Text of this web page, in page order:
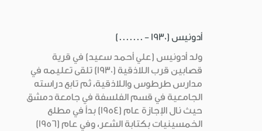
أدونيس (1930 - .......)
ولد أدونيس (علي أحمد سعيد) في قرية
قصابين قرب اللاذقية (1930) تلقى تعليمه في
مدارس طرطوس واللاذقية، ثم تابع دراسته
الجامعية في قسم الفلسفة في جامعة دمشق
حيث نال الإجازة عام (1954) بدأ في مطلع
الخمسينيات بكتابة الشعر، وفي عام (1956)